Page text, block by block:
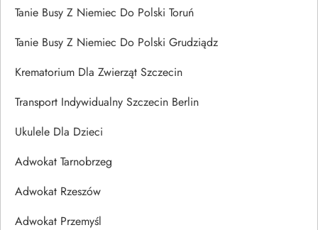
Tanie Busy Z Niemiec Do Polski Toruń
Tanie Busy Z Niemiec Do Polski Grudziądz
Krematorium Dla Zwierząt Szczecin
Transport Indywidualny Szczecin Berlin
Ukulele Dla Dzieci
Adwokat Tarnobrzeg
Adwokat Rzeszów
Adwokat Przemyśl